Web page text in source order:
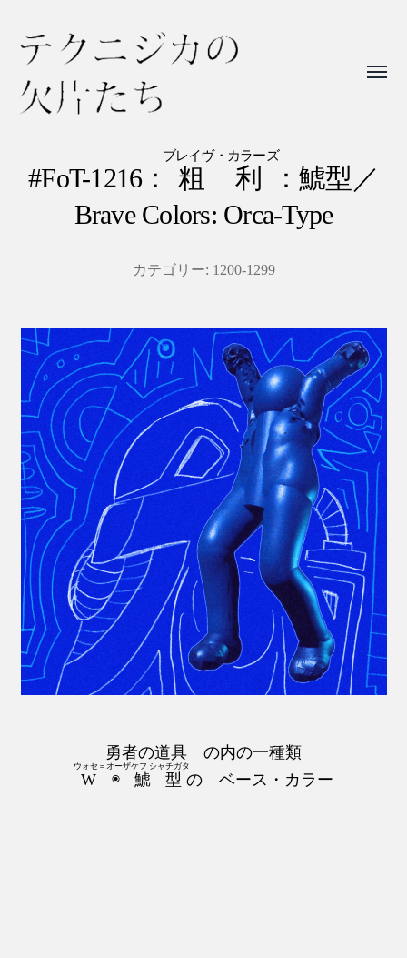
ニ
片
た
ち
#FoT-1216： 粗利
ブレイヴ・カラーズ
：鯱型／
Brave Colors: Orca-Type
カテゴリー: 1200-1299
勇者の道具 の内の一種類
W◉鯱型
ウォセ＝オーザケフ シャチガタ
の ベース・カラー